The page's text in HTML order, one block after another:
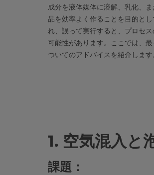
成分を液体媒体に溶解、乳化、
品を効率よく作ることを目的と
れ、誤って実行すると、プロセ
可能性があります。ここでは、
ついてのアドバイスを紹介します
1. 空気混入と
課題：